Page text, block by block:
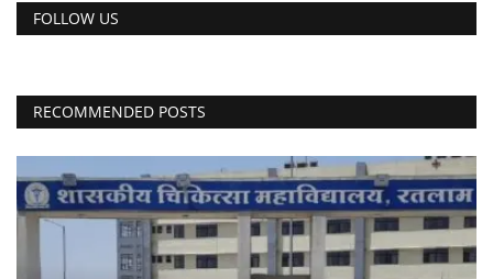
FOLLOW US
RECOMMENDED POSTS